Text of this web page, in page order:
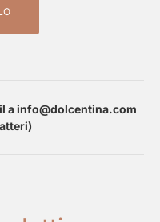
ainfo@dolcentina.com